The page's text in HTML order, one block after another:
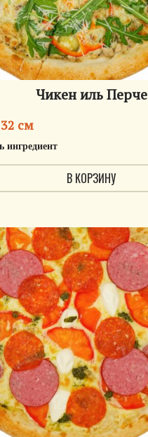
Чикен иль Перче
32 см
ингредиент
В КОРЗИНУ